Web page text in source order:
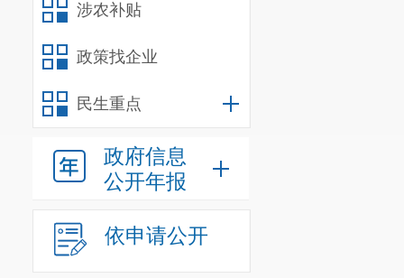
涉农补贴
政策找企业
民生重点
政府信息
公开年报
依申请公开